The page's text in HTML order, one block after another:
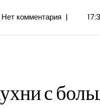
Нет комментария |
с